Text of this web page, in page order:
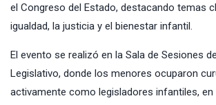
el Congreso del Estado, destacando temas
igualdad, la justicia y el bienestar infantil.
El evento se realizó en la Sala de Sesiones
Legislativo, donde los menores ocuparon
activamente como legisladores infantiles, en